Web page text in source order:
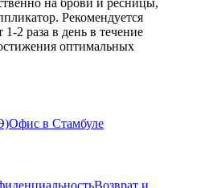
на брови и ресницы,
Рекомендуется
1-2 раза в день в течение
оптимальных
Офис в Стамбуле